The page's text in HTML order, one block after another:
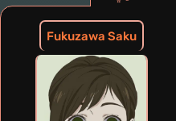
Fukuzawa Saku